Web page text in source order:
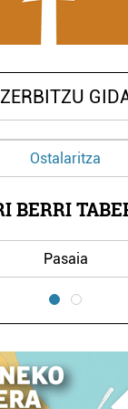
ZERBITZU
LETE